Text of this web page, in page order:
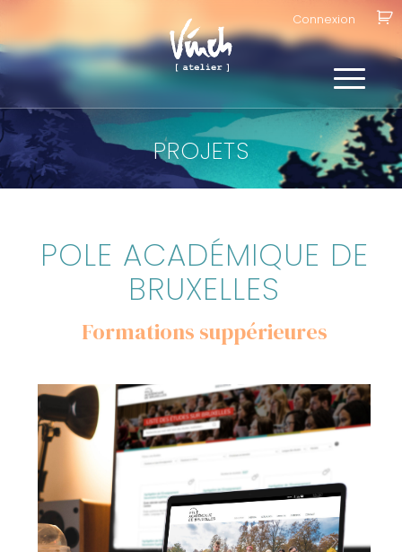
Connexion
PROJETS
POLE ACADÉMIQUE DE
BRUXELLES
Formations suppérieures